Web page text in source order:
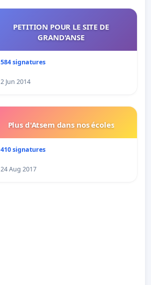
PETITION POUR LE SITE DE
GRAND'ANSE
584 signatures
2 Jun 2014
Plus d'Atsem dans nos écoles
410 signatures
24 Aug 2017